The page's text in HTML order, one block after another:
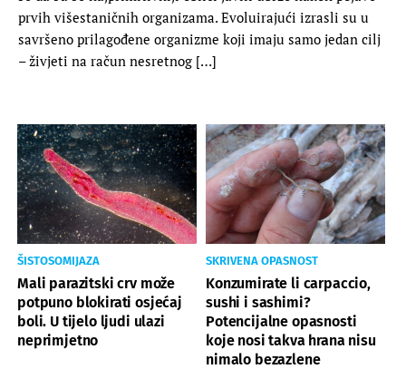
prvih višestaničnih organizama. Evoluirajući izrasli su u
savršeno prilagođene organizme koji imaju samo jedan cilj
– živjeti na račun nesretnog […]
ŠISTOSOMIJAZA
Mali parazitski crv može
potpuno blokirati osjećaj
boli. U tijelo ljudi ulazi
neprimjetno
SKRIVENA OPASNOST
Konzumirate li carpaccio,
sushi i sashimi?
Potencijalne opasnosti
koje nosi takva hrana nisu
nimalo bezazlene